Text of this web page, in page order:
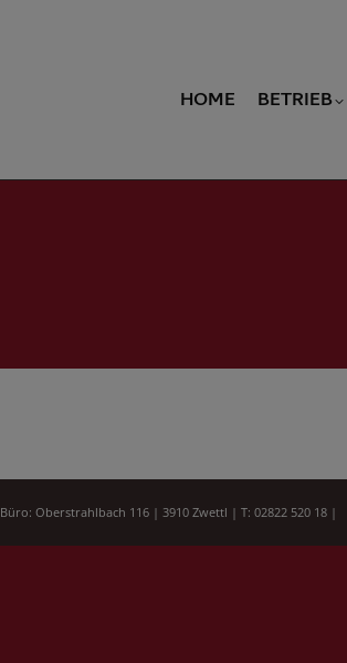
HOME BETRIEB
Büro: Oberstrahlbach 116 | 3910 Zwettl | T: 02822 520 18 |